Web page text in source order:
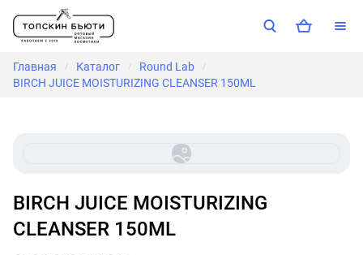
Главная / Каталог / Round Lab /
BIRCH JUICE MOISTURIZING CLEANSER 150ML
BIRCH JUICE MOISTURIZING
CLEANSER 150ML